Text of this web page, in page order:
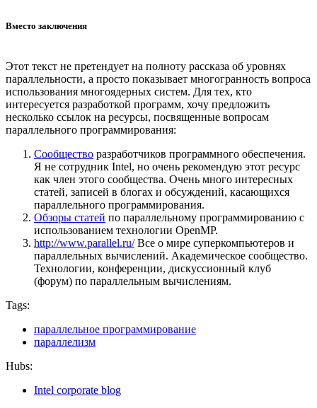
Вместо заключения
Этот текст не претендует на полноту рассказа об уровнях
параллельности, а просто показывает многогранность вопроса
использования многоядерных систем. Для тех, кто
интересуется разработкой программ, хочу предложить
несколько ссылок на ресурсы, посвященные вопросам
параллельного программирования:
Сообщество разработчиков программного обеспечения.
Я не сотрудник Intel, но очень рекомендую этот ресурс
как член этого сообщества. Очень много интересных
статей, записей в блогах и обсуждений, касающихся
параллельного программирования.
Обзоры статей по параллельному программированию с
использованием технологии OpenMP.
http://www.parallel.ru/Все о мире суперкомпьютеров и
параллельных вычислений. Академическое сообщество.
Технологии, конференции, дискуссионный клуб
(форум) по параллельным вычислениям.
Tags:
параллельное программирование
параллелизм
Hubs:
Intel corporate blog